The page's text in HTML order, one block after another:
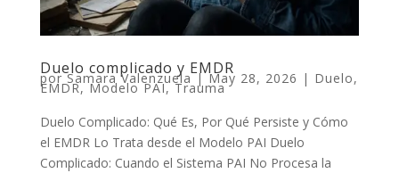
Duelo complicado y EMDR
porSamara Valenzuela|May 28, 2026 | Duelo,
EMDR,Modelo PAI,Trauma
Duelo Complicado: Qué Es, Por Qué Persiste y Cómo
el EMDR Lo Trata desde el Modelo PAI Duelo
Complicado: Cuando el Sistema PAI No Procesa la